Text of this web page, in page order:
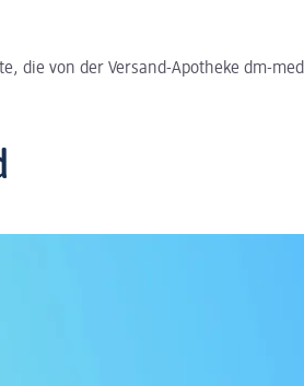
die von der Versand-Apotheke dm-med